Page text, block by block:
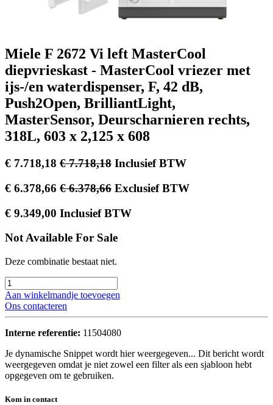
Miele F 2672 Vi left MasterCool
diepvrieskast - MasterCool vriezer met
ijs-/en waterdispenser, F, 42 dB,
Push2Open, BrilliantLight,
MasterSensor, Deurscharnieren rechts,
318L, 603 x 2,125 x 608
€ 7.718,18 €7.718,18 Inclusief BTW
€ 6.378,66 €6.378,66 Exclusief BTW
€ 9.349,00 Inclusief BTW
Not Available For Sale
Deze combinatie bestaat niet.
Aan winkelmandje toevoegen
Ons contacteren
Interne referentie: 11504080
Je dynamische Snippet wordt hier weergegeven... Dit bericht wordt
weergegeven omdat je niet zowel een filter als een sjabloon hebt
opgegeven om te gebruiken.
Kom in contact